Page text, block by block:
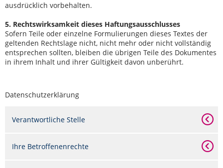
ausdrücklich vorbehalten.
5. Rechtswirksamkeit dieses Haftungsausschlusses
Sofern Teile oder einzelne Formulierungen dieses Textes der
geltenden Rechtslage nicht, nicht mehr oder nicht vollständig
entsprechen sollten, bleiben die übrigen Teile des Dokumentes
in ihrem Inhalt und ihrer Gültigkeit davon unberührt.
Datenschutzerklärung
Verantwortliche Stelle
Ihre Betroffenenrechte